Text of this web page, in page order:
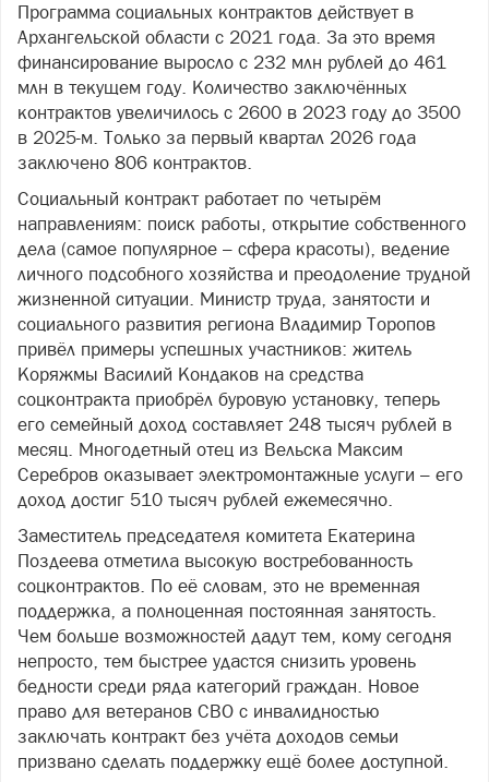
Программа социальных контрактов действует в
Архангельской области с 2021 года. За это время
финансирование выросло с 232 млн рублей до 461
млн в текущем году. Количество заключённых
контрактов увеличилось с 2600 в 2023 году до 3500
в 2025-м. Только за первый квартал 2026 года
заключено 806 контрактов.
Социальный контракт работает по четырём
направлениям: поиск работы, открытие собственного
дела (самое популярное – сфера красоты), ведение
личного подсобного хозяйства и преодоление трудной
жизненной ситуации. Министр труда, занятости и
социального развития региона Владимир Торопов
привёл примеры успешных участников: житель
Коряжмы Василий Кондаков на средства
соцконтракта приобрёл буровую установку, теперь
его семейный доход составляет 248 тысяч рублей в
месяц. Многодетный отец из Вельска Максим
Серебров оказывает электромонтажные услуги – его
доход достиг 510 тысяч рублей ежемесячно.
Заместитель председателя комитета Екатерина
Поздеева отметила высокую востребованность
соцконтрактов. По её словам, это не временная
поддержка, а полноценная постоянная занятость.
Чем больше возможностей дадут тем, кому сегодня
непросто, тем быстрее удастся снизить уровень
бедности среди ряда категорий граждан. Новое
право для ветеранов СВО с инвалидностью
заключать контракт без учёта доходов семьи
призвано сделать поддержку ещё более доступной.